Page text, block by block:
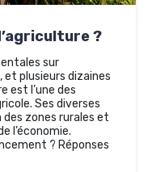
?
sur
et plusieurs dizaines
est l’une des
Ses diverses
zones rurales et
l’économie.
? Réponses